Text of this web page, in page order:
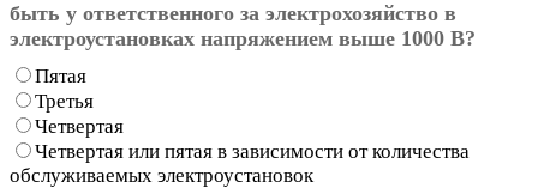
быть у ответственного за электрохозяйство в
электроустановках напряжением выше 1000 В?
Пятая
Третья
Четвертая
Четвертая или пятая в зависимости от количества
обслуживаемых электроустановок